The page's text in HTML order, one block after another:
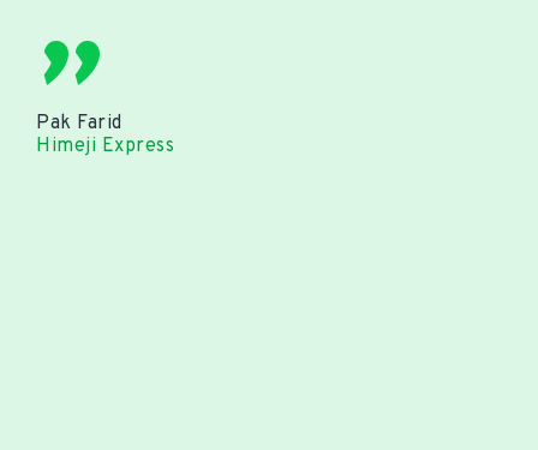
"
Pak Farid
Himeji Express